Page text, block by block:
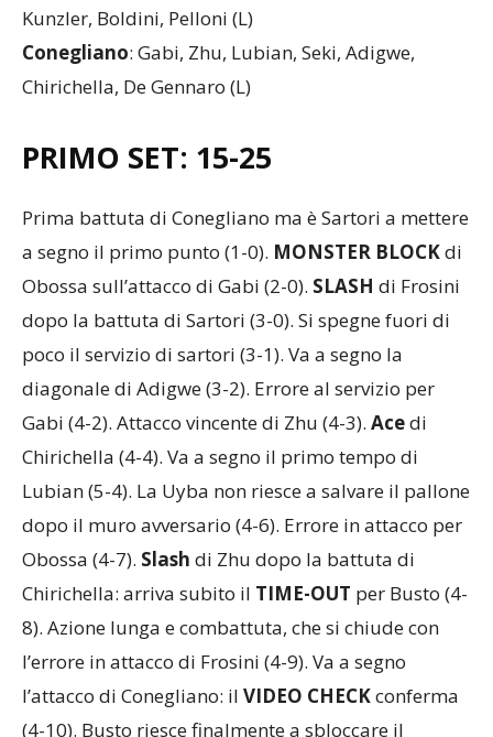
Kunzler, Boldini, Pelloni (L)
Conegliano: Gabi, Zhu, Lubian, Seki, Adigwe,
Chirichella, De Gennaro (L)
PRIMO SET: 15-25
Prima battuta di Conegliano ma è Sartori a mettere
a segno il primo punto (1-0). MONSTER BLOCKdi
Obossa sull’attacco di Gabi (2-0). SLASH di Frosini
dopo la battuta di Sartori (3-0). Si spegne fuori di
poco il servizio di sartori (3-1). Va a segno la
diagonale di Adigwe (3-2). Errore al servizio per
Gabi (4-2). Attacco vincente di Zhu (4-3). Acedi
Chirichella (4-4). Va a segno il primo tempo di
Lubian (5-4). La Uyba non riesce a salvare il pallone
dopo il muro avversario (4-6). Errore in attacco per
Obossa (4-7). Slash di Zhu dopo la battuta di
Chirichella: arriva subito il TIME-OUT per Busto (4-
8). Azione lunga e combattuta, che si chiude con
l’errore in attacco di Frosini (4-9). Va a segno
l’attacco di Conegliano: il VIDEO CHECKconferma
(4-10). Busto riesce finalmente a sbloccare il